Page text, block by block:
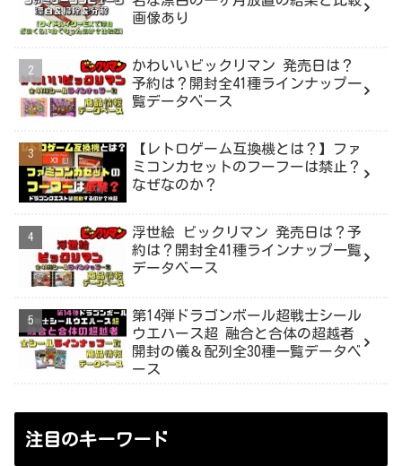
画像あり
かわいいビックリマン 発売日は？
予約は？開封全41種ラインナップ一
覧データベース
【レトロゲーム互換機とは？】ファ
ミコンカセットのフーフーは禁止？
なぜなのか？
浮世絵 ビックリマン 発売日は？予
約は？開封全41種ラインナップ一覧
データベース
第14弾ドラゴンボール超戦士シール
ウエハース超 融合と合体の超越者
開封の儀＆配列全30種一覧データベ
ース
注目のキーワード